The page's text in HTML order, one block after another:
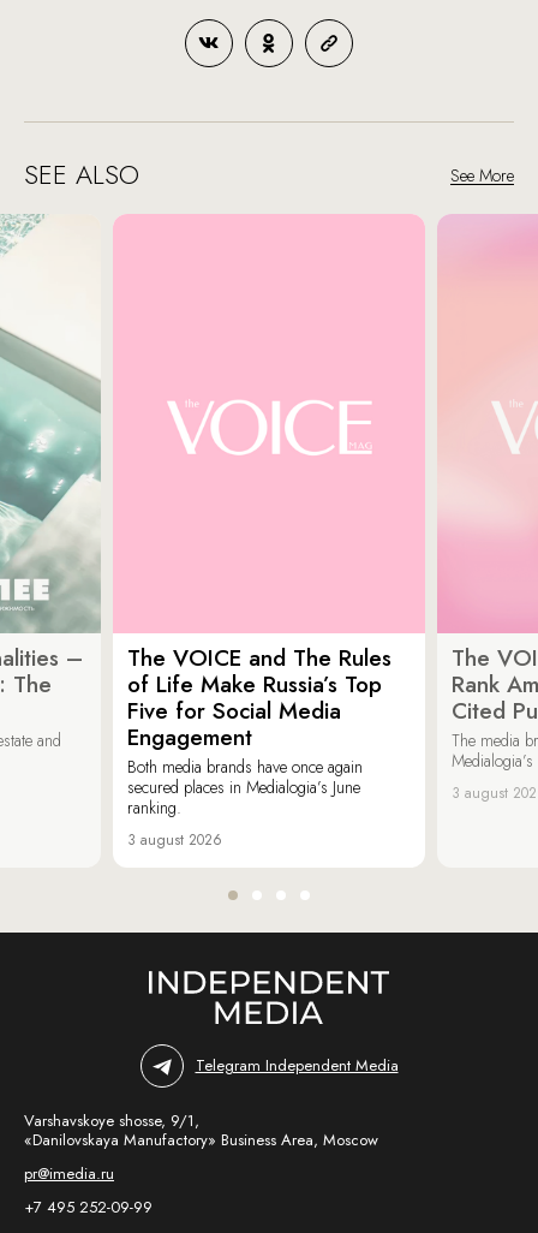
SEE ALSO See More
–
The
and
The VOICE and The Rules
of Life Make Russia’s Top
Five for Social Media
Engagement
Both media brands have once again
secured places in Medialogia’s June
ranking.
3 august 2026
The
Rank
Cited
The media
3 august
Telegram Independent Media
Varshavskoye shosse, 9/1,
«Danilovskaya Manufactory» Business Area, Moscow
pr@imedia.ru
+7 495 252-09-99